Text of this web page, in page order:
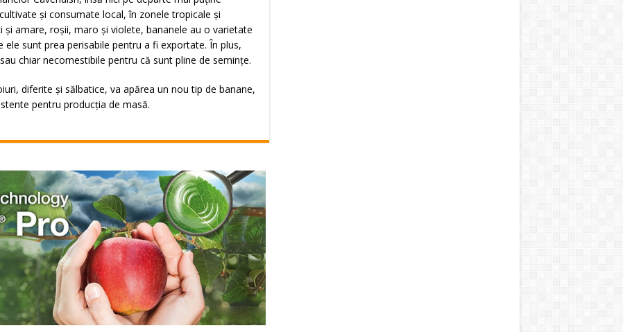
şi consumate local, în zonele tropicale şi
amare, roşii, maro şi violete, bananele au o varietate
sunt prea perisabile pentru a fi exportate. În plus,
chiar necomestibile pentru că sunt pline de seminţe.
diferite şi sălbatice, va apărea un nou tip de banane,
pentru producţia de masă.